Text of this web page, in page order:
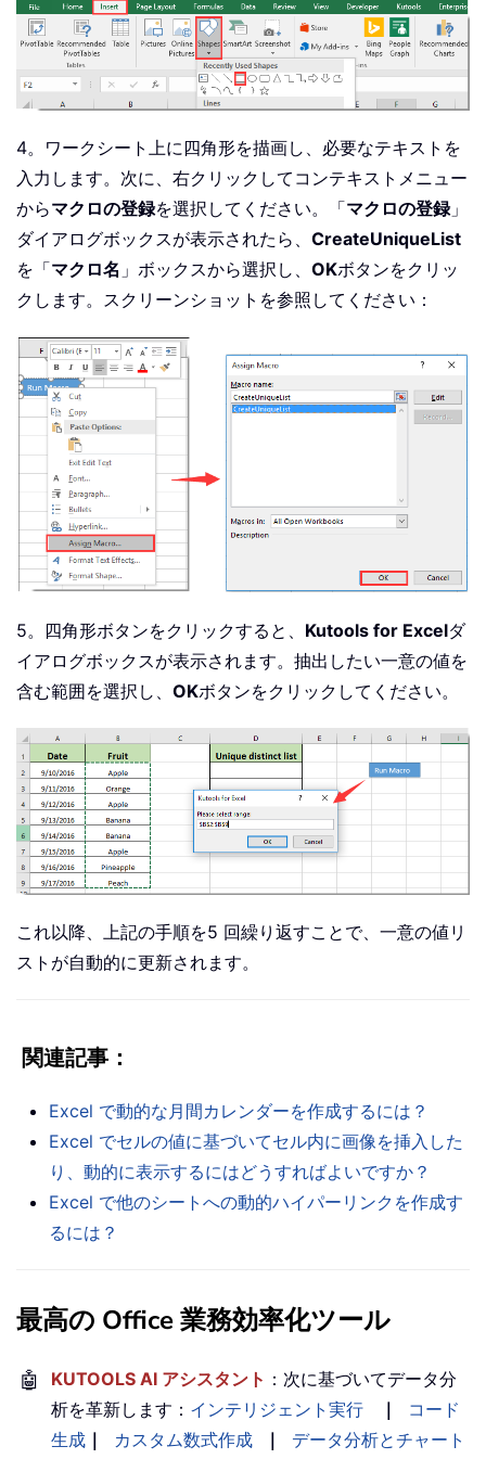
4。ワークシート上に四角形を描画し、必要なテキストを
入力します。次に、右クリックしてコンテキストメニュー
からマクロの登録を選択してください。「マクロの登録」
ダイアログボックスが表示されたら、 CreateUniqueList
を「マクロ名 」ボックスから選択し、 OKボタンをクリッ
クします。スクリーンショットを参照してください：
5。四角形ボタンをクリックすると、 Kutools for Excelダ
イアログボックスが表示されます。抽出したい一意の値を
含む範囲を選択し、 OKボタンをクリックしてください。
これ以降、上記の手順を5 回繰り返すことで、一意の値リ
ストが自動的に更新されます。
関連記事 ：
Excel で動的な月間カレンダーを作成するには？
Excel でセルの値に基づいてセル内に画像を挿入した
り、動的に表示するにはどうすればよいですか？
Excel で他のシートへの動的ハイパーリンクを作成す
るには？
最高の Office 業務効率化ツール
🤖 KUTOOLS AI アシスタント ：次に基づいてデータ分
析を革新します： インテリジェント実行 ｜
コード
生成 ｜ カスタム数式作成 ｜ データ分析とチャート